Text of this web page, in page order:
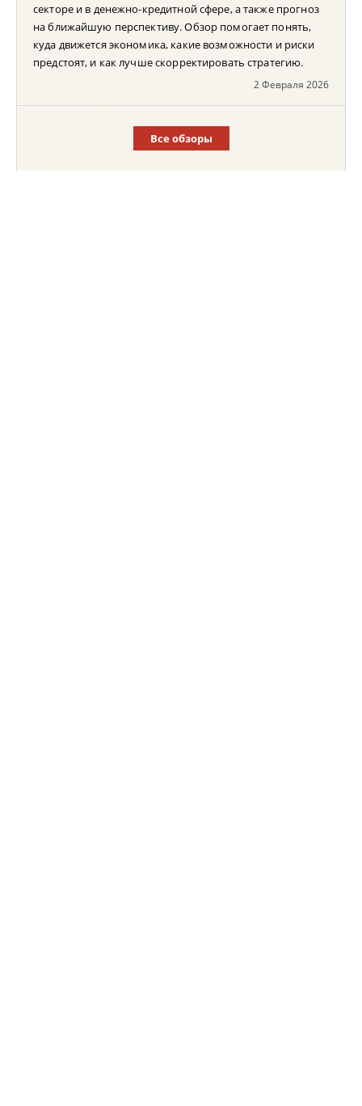
секторе и в денежно-кредитной сфере, а также прогноз
на ближайшую перспективу. Обзор помогает понять,
куда движется экономика, какие возможности и риски
предстоят, и как лучше скорректировать стратегию.
2 Февраля 2026
Все обзоры